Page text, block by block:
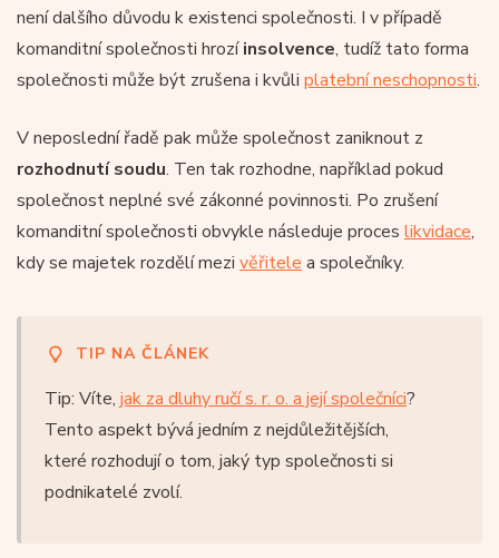
není dalšího důvodu k existenci společnosti. I v případě
komanditní společnosti hrozíinsolvence, tudíž tato forma
společnosti může být zrušena i kvůli platební neschopnosti.
V neposlední řadě pak může společnost zaniknout z
rozhodnutí soudu. Ten tak rozhodne, například pokud
společnost neplné své zákonné povinnosti. Po zrušení
komanditní společnosti obvykle následuje proces likvidace,
kdy se majetek rozdělí mezi věřitele a společníky.
TIP NA ČLÁNEK
Tip: Víte, jak za dluhy ručí s. r. o. a její společníci?
Tento aspekt bývá jedním z nejdůležitějších,
které rozhodují o tom, jaký typ společnosti si
podnikatelé zvolí.